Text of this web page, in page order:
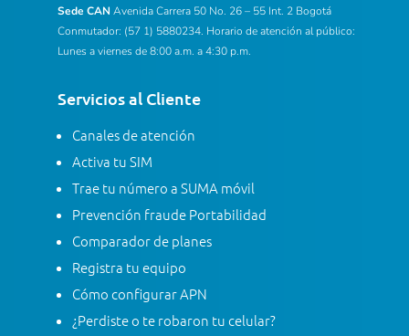
Sede CAN Avenida Carrera 50 No. 26 – 55 Int. 2 Bogotá
Conmutador: (57 1) 5880234. Horario de atención al público:
Lunes a viernes de 8:00 a.m. a 4:30 p.m.
Servicios al Cliente
Canales de atención
Activa tu SIM
Trae tu número a SUMA móvil
Prevención fraude Portabilidad
Comparador de planes
Registra tu equipo
Cómo configurar APN
¿Perdiste o te robaron tu celular?